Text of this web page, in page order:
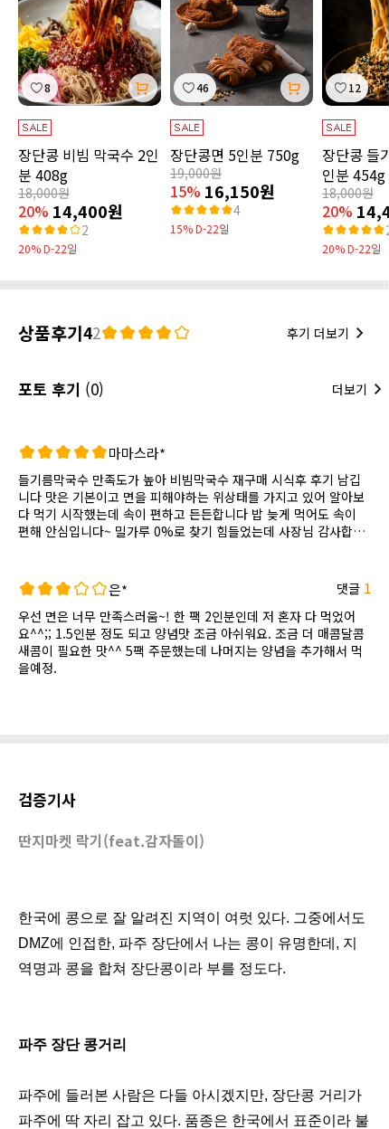
8
장단콩 비빔 막국수 2인
분 408g
18,000원
20% 14,400원
2
20% D-22일
46
장단콩면 5인분 750g
19,000원
15% 16,150원
4
15% D-22일
12
장단콩 들
인분 454g
18,000원
20%
2
20% D-22일
상품후기42 후기 더보기
포토 후기 (0) 더보기
마마스라*
들기름막국수 만족도가 높아 비빔막국수 재구매 시식후 후기 남깁
니다 맛은 기본이고 면을 피해야하는 위상태를 가지고 있어 알아보
다 먹기 시작했는데 속이 편하고 든든합니다 밥 늦게 먹어도 속이
편해 안심입니다~ 밀가루 0%로 찾기 힘들었는데 사장님 감사합니
은* 댓글 1
우선 면은 너무 만족스러움~! 한 팩 2인분인데 저 혼자 다 먹었어
요^^;; 1.5인분 정도 되고 양념맛 조금 아쉬워요. 조금 더 매콤달콤
새콤이 필요한 맛^^ 5팩 주문했는데 나머지는 양념을 추가해서 먹
을예정.
검증기사
딴지마켓 락기(feat.감자돌이)
한국에 콩으로 잘 알려진 지역이 여럿 있다. 그중에서도
DMZ에 인접한, 파주 장단에서 나는 콩이 유명한데, 지
역명과 콩을 합쳐 장단콩이라 부를 정도다.
파주 장단 콩거리
파주에 들러본 사람은 다들 아시겠지만, 장단콩 거리가
파주에 딱 자리 잡고 있다. 품종은 한국에서 표준이라 불